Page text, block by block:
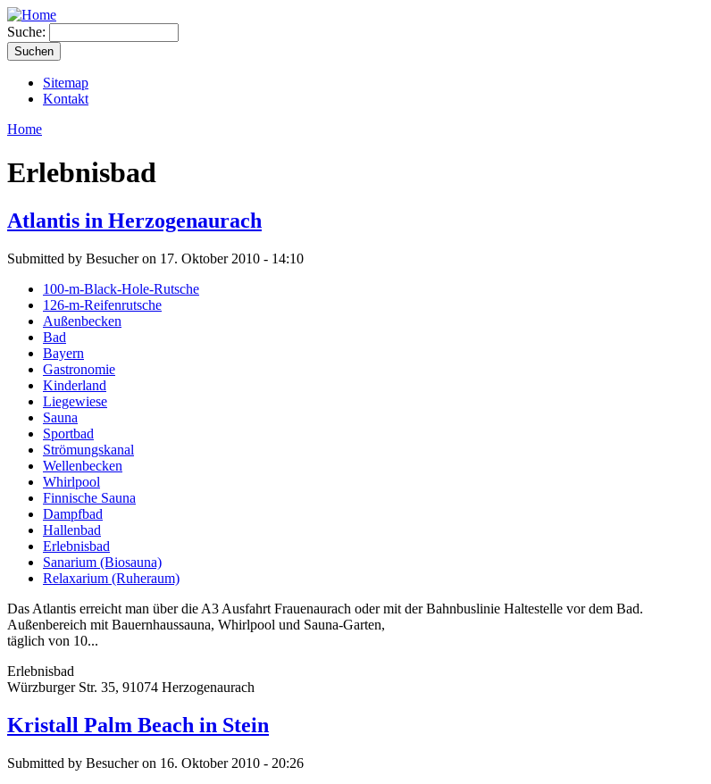
Suche:
Sitemap
Kontakt
Home
Erlebnisbad
Atlantis in Herzogenaurach
Submitted by Besucher on 17. Oktober 2010 - 14:10
100-m-Black-Hole-Rutsche
126-m-Reifenrutsche
Außenbecken
Bad
Bayern
Gastronomie
Kinderland
Liegewiese
Sauna
Sportbad
Strömungskanal
Wellenbecken
Whirlpool
Finnische Sauna
Dampfbad
Hallenbad
Erlebnisbad
Sanarium (Biosauna)
Relaxarium (Ruheraum)
Das Atlantis erreicht man über die A3 Ausfahrt Frauenaurach oder mit der Bahnbuslinie Haltestelle vor dem Bad.
Außenbereich mit Bauernhaussauna, Whirlpool und Sauna-Garten,
täglich von 10...
Erlebnisbad
Würzburger Str. 35, 91074 Herzogenaurach
Kristall Palm Beach in Stein
Submitted by Besucher on 16. Oktober 2010 - 20:26